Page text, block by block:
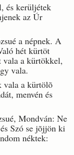
és kerüljétek
az Úr
a népnek. A
hét kürtöt
a kürtökkel,
vala.
vala a kürtölõ
menvén és
Mondván: Ne
Szó se jõjjön ki
néktek: